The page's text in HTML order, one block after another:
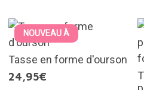
NOUVEAU À
Tasse en forme d'ourson
24,95€